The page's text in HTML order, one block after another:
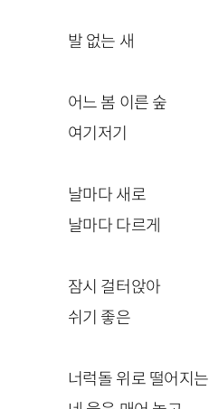
발 없는 새
어느 봄 이른 숲
여기저기
날마다 새로
날마다 다르게
잠시 걸터앉아
쉬기 좋은
너럭돌 위로 떨어지는